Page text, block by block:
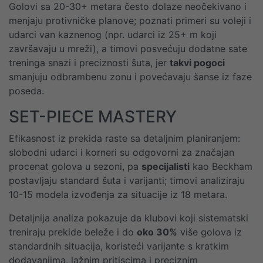
Golovi sa 20-30+ metara često dolaze neočekivano i
menjaju protivničke planove; poznati primeri su voleji i
udarci van kaznenog (npr. udarci iz 25+ m koji
završavaju u mreži), a timovi posvećuju dodatne sate
treninga snazi i preciznosti šuta, jer takvi pogoci
smanjuju odbrambenu zonu i povećavaju šanse iz faze
poseda.
SET-PIECE MASTERY
Efikasnost iz prekida raste sa detaljnim planiranjem:
slobodni udarci i korneri su odgovorni za značajan
procenat golova u sezoni, pa specijalisti kao Beckham
postavljaju standard šuta i varijanti; timovi analiziraju
10-15 modela izvođenja za situacije iz 18 metara.
Detaljnija analiza pokazuje da klubovi koji sistematski
treniraju prekide beleže i do oko 30% više golova iz
standardnih situacija, koristeći varijante s kratkim
dodavanjima, lažnim pritiscima i preciznim